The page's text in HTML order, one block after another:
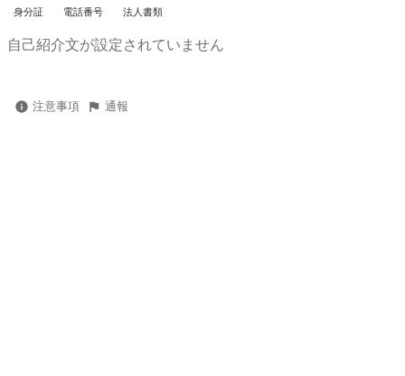
身分証 電話番号 法人書類
自己紹介文が設定されていません
注意事項 通報